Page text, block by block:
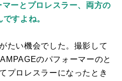
ーとプロレスラー、両方の
すよね。
たい機会でした。撮影して
のパフォーマーのと
プロレスラーになったとき